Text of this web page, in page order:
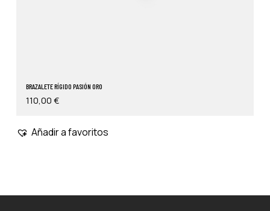
BRAZALETE RÍGIDO PASIÓN ORO
110,00 €
Añadir a favoritos